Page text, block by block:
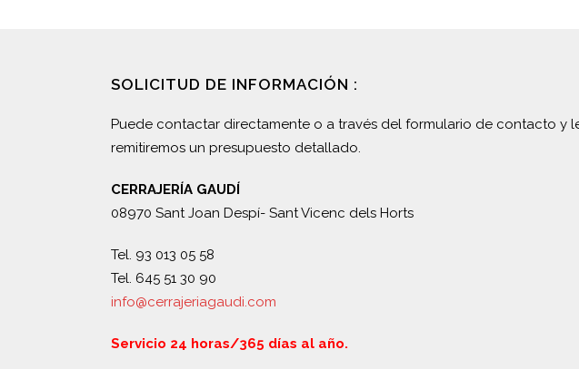
SOLICITUD DE INFORMACIÓN :
Puede contactar directamente o a través del formulario de contacto y
remitiremos un presupuesto detallado.
CERRAJERÍA GAUDÍ
08970 Sant Joan Despí- Sant Vicenc dels Horts
Tel. 93 013 05 58
Tel. 645 51 30 90
info@cerrajeriagaudi.com
Servicio 24 horas/365 días al año.